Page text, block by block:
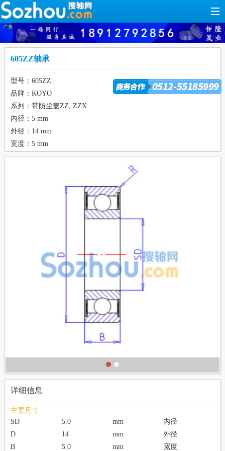
605ZZ轴承
型号：605ZZ
品牌：KOYO
系列：带防尘盖ZZ, ZZX
内径：5 mm
外径：14 mm
宽度：5 mm
详细信息
主要尺寸
SD
5.0 mm
内径
D
14 mm
外径
B
5.0 mm 宽度